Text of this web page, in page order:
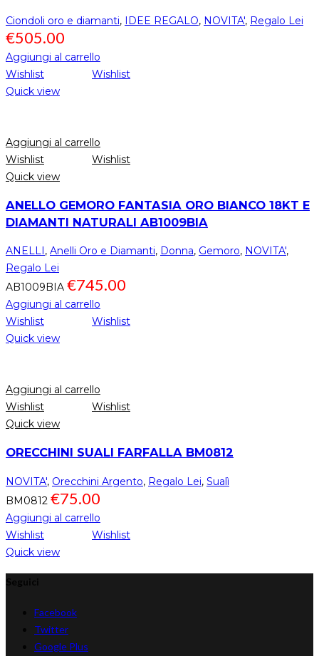
Ciondoli oro e diamanti, IDEE REGALO, NOVITA', Regalo Lei
€505.00
Aggiungi al carrello
Wishlist
Wishlist
Quick view
Aggiungi al carrello
Wishlist
Wishlist
Quick view
ANELLO GEMORO FANTASIA ORO BIANCO 18KT E
DIAMANTI NATURALI AB1009BIA
ANELLI , Anelli Oro e Diamanti, Donna, Gemoro, NOVITA',
Regalo Lei
AB1009BIA €745.00
Aggiungi al carrello
Wishlist
Wishlist
Quick view
Aggiungi al carrello
Wishlist
Wishlist
Quick view
ORECCHINI SUALI FARFALLA BM0812
NOVITA', Orecchini Argento, Regalo Lei, Sualì
BM0812 €75.00
Aggiungi al carrello
Wishlist
Wishlist
Quick view
Facebook
Twitter
Google Plus